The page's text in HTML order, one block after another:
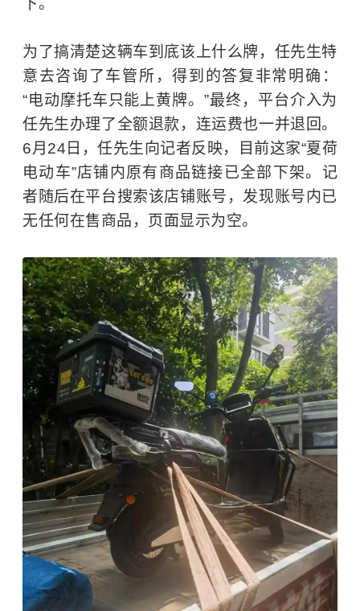
下。
为了搞清楚这辆车到底该上什么牌，任先生特
意去咨询了车管所，得到的答复非常明确：
“电动摩托车只能上黄牌。”最终，平台介入为
任先生办理了全额退款，连运费也一并退回。
6月24日，任先生向记者反映，目前这家“夏荷
电动车”店铺内原有商品链接已全部下架。记
者随后在平台搜索该店铺账号，发现账号内已
无任何在售商品，页面显示为空。